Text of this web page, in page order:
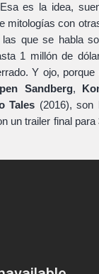
es la idea,
mitologías con
que se habla
1 millón de
Y ojo,
Sandberg,
Tales (2016), son
un trailer final para